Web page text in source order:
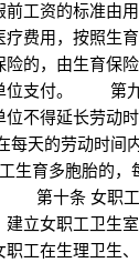
前工资的标准
费用，按照生
的，由生育保
位支付。 第
不得延长劳动
的劳动时间
生育多胞胎的，
第十条 女职工
立女职工卫生
工在生理卫生、